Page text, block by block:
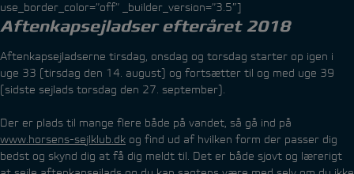
use_border_color=”off” _builder_version=”3.5″]
Aftenkapsejladser efteråret 2018
Aftenkapsejladserne tirsdag, onsdag og torsdag starter op igen i
uge 33 (tirsdag den 14. august) og fortsætter til og med uge 39
(sidste sejlads torsdag den 27. september).
Der er plads til mange flere både på vandet, så gå ind på
www.horsens-sejlklub.dk og find ud af hvilken form der passer dig
bedst og skynd dig at få dig meldt til. Det er både sjovt og lærerigt